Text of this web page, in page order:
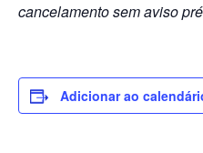
cancelamento sem aviso
Adicionar ao